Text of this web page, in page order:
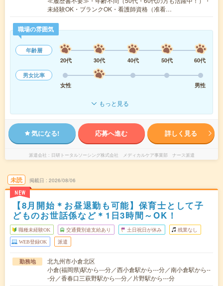
未経験OK・ブランクOK・看護師資格（准看…
職場の雰囲気
年齢層
20代
30代 40代 50代
60代
男女比率
女性
男性
もっと見る
気になる! 応募へ進む 詳しく見る
派遣会社 日研トータルソーシング株式会社 メディカルケア事業部 ナース派遣
未読
NEW
掲載日 2026/08/06
【8月開始＊お昼退勤も可能】保育士として子
どものお世話係など＊1日3時間～OK！
職種未経験OK 交通費別途支給あり 土日祝日が休み 残業なし
WEB登録OK 派遣
勤務地
北九州市小倉北区
小倉(福岡県)駅から---分／西小倉駅から---分／南小倉駅から--
-分／香春口三萩野駅から---分／片野駅から---分